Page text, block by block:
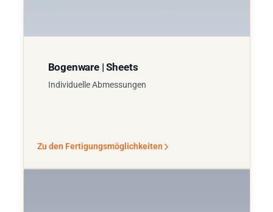
Bogenware | Sheets
Individuelle Abmessungen
Zu den Fertigungsmöglichkeiten